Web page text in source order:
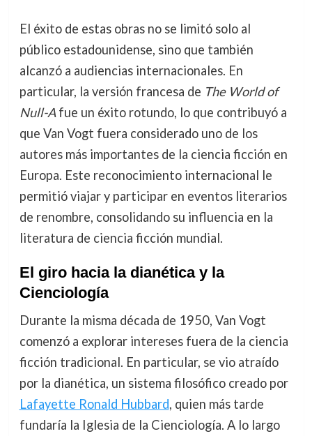
El éxito de estas obras no se limitó solo al
público estadounidense, sino que también
alcanzó a audiencias internacionales. En
particular, la versión francesa de The World of
Null-Afue un éxito rotundo, lo que contribuyó a
que Van Vogt fuera considerado uno de los
autores más importantes de la ciencia ficción en
Europa. Este reconocimiento internacional le
permitió viajar y participar en eventos literarios
de renombre, consolidando su influencia en la
literatura de ciencia ficción mundial.
El giro hacia la dianética y la
Cienciología
Durante la misma década de 1950, Van Vogt
comenzó a explorar intereses fuera de la ciencia
ficción tradicional. En particular, se vio atraído
por la dianética, un sistema filosófico creado por
Lafayette Ronald Hubbard, quien más tarde
fundaría la Iglesia de la Cienciología. A lo largo